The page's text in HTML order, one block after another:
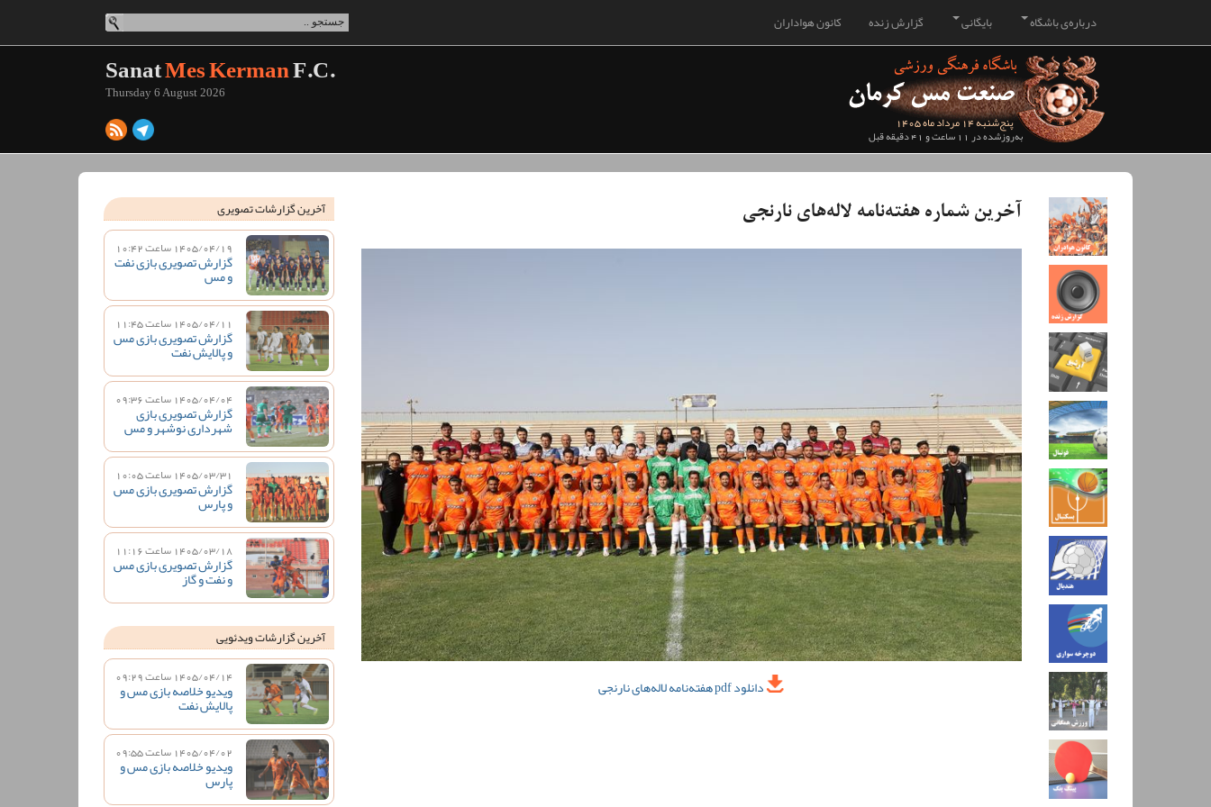
کانون هواداران گزارش زنده بایگانی درباره‌ی باشگاه
پنج‌شنبه 14 مرداد ماه 1405
به‌روزشده در 11 ساعت و 41 دقیقه قبل
SanatMes KermanF.C.
Thursday 6 August 2026
آخرین شماره هفته‌نامه‌ لاله‌های نارنجی
دانلود pdf هفته‌نامه لاله‌های نارنجی
آخرین گزارشات تصویری
1405/04/19 ساعت 10:42
گزارش تصویری بازی نفت
و مس
1405/04/11 ساعت 11:45
گزارش تصویری بازی مس
و پالایش نفت
1405/04/04 ساعت 09:36
گزارش تصویری بازی
شهرداری نوشهر و مس
1405/03/31 ساعت 10:05
گزارش تصویری بازی مس
و پارس
1405/03/18 ساعت 11:16
گزارش تصویری بازی مس
و نفت و گاز
آخرین گزارشات ویدئویی
1405/04/14 ساعت 09:29
ویدیو خلاصه بازی مس و
پالایش نفت
1405/04/02 ساعت 09:55
ویدیو خلاصه بازی مس و
پارس